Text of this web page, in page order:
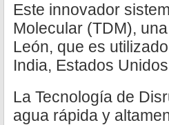
Este innovador
Molecular (TDM),
León, que es
India, Estados
La Tecnología de
agua rápida y